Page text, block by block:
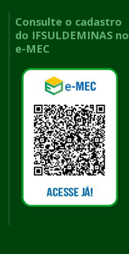
Consulte o cadastro
do IFSULDEMINAS no
e-MEC